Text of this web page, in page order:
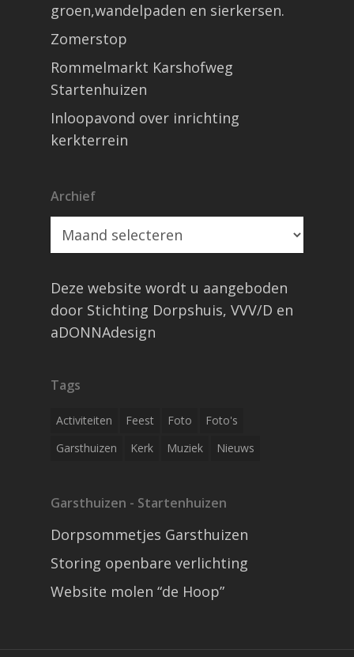
groen,wandelpaden en sierkersen.
Zomerstop
Rommelmarkt Karshofweg
Startenhuizen
Inloopavond over inrichting
kerkterrein
Archief
Archief
Deze website wordt u aangeboden
door Stichting Dorpshuis, VVV/D en
aDONNAdesign
Tags
Activiteiten Feest Foto
Foto's
Garsthuizen
Kerk Muziek Nieuws
Garsthuizen - Startenhuizen
Dorpsommetjes Garsthuizen
Storing openbare verlichting
Website molen “de Hoop”